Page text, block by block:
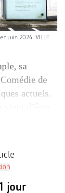
juin 2024. VILLE
sa
de
actuels.
jour